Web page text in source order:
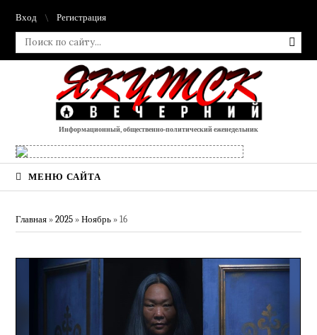
Вход Регистрация
Информационный, общественно-политический еженедельник
МЕНЮ САЙТА
Главная »2025 » Ноябрь » 16